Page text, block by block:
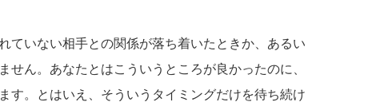
ていない相手との関係が落ち着いたときか、あるい
ん。あなたとはこういうところが良かったのに、
。とはいえ、そういうタイミングだけを待ち続け